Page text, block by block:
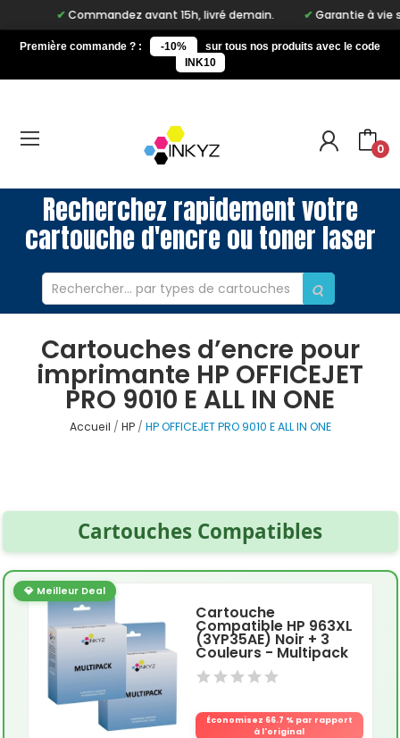
Commandez avant 15h, livré demain. Garantie à vie sur
Première commande ? : -10%
sur tous nos produits avec le code
INK10
0
Recherchez rapidement votre
cartouche d'encre ou toner laser
Cartouches d’encre pour
imprimante HP OFFICEJET
PRO 9010 E ALL IN ONE
Accueil HP HP OFFICEJET PRO 9010 E ALL IN ONE
Cartouches Compatibles
💎 Meilleur Deal
Cartouche
Compatible HP 963XL
(3YP35AE) Noir + 3
Couleurs - Multipack
Économisez 66.7 % par rapport
à l'original